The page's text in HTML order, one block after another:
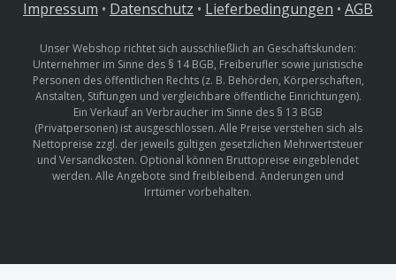
Impressum • Datenschutz • Lieferbedingungen • AGB
Unser Webshop richtet sich ausschließlich an Geschäftskunden:
Unternehmer im Sinne des § 14 BGB, Freiberufler sowie juristische
Personen des öffentlichen Rechts (z. B. Behörden, Körperschaften,
Anstalten, Stiftungen und vergleichbare öffentliche Einrichtungen).
Ein Verkauf an Verbraucher im Sinne des § 13 BGB
(Privatpersonen) ist ausgeschlossen. Alle Preise verstehen sich als
Nettopreise zzgl. der jeweils gültigen gesetzlichen Mehrwertsteuer
und Versandkosten. Optional können Bruttopreise eingeblendet
werden. Alle Angebote sind freibleibend. Änderungen und
Irrtümer vorbehalten.